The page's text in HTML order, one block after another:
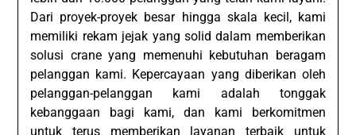
Dari proyek-proyek besar hingga skala kecil, kami
memiliki rekam jejak yang solid dalam memberikan
solusi crane yang memenuhi kebutuhan beragam
pelanggan kami. Kepercayaan yang diberikan oleh
pelanggan-pelanggan kami adalah tonggak
kebanggaan bagi kami, dan kami berkomitmen
untuk terus memberikan layanan terbaik untuk